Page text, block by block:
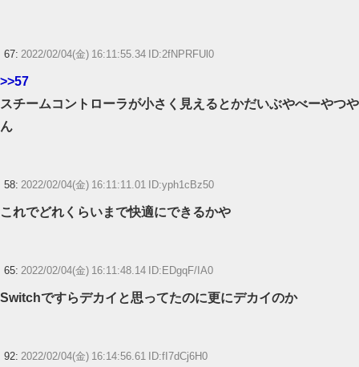
67: 2022/02/04(金) 16:11:55.34 ID:2fNPRFUl0
>>57
スチームコントローラが小さく見えるとかだいぶやべーやつや
ん
58: 2022/02/04(金) 16:11:11.01 ID:yph1cBz50
これでどれくらいまで快適にできるかや
65: 2022/02/04(金) 16:11:48.14 ID:EDgqF/IA0
Switchですらデカイと思ってたのに更にデカイのか
92: 2022/02/04(金) 16:14:56.61 ID:fI7dCj6H0